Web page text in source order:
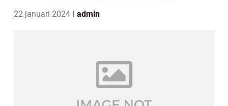
22 januari 2024 admin